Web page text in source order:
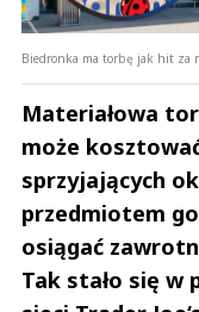
Biedronka ma torbę jak hit za
Materiałowa
może
sprzyjających
przedmiotem
osiągać
Tak stało się w